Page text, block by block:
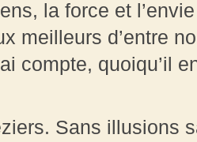
la force et
meilleurs d’entre
compte, quoiqu’il
Sans illusions